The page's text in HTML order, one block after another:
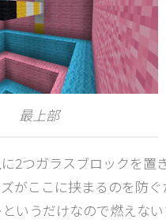
最上部
2つガラスブロックを置き
がここに挟まるのを防ぐ
いうだけなので燃えない